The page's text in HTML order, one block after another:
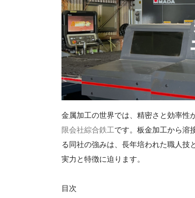
金属加工の世界では、精密さと効率性
限会社綜合鉄工です。板金加工から溶
る同社の強みは、長年培われた職人
実力と特徴に迫ります。
目次